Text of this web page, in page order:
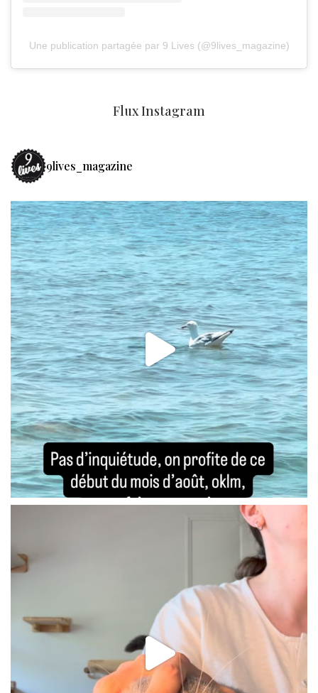
Une publication partagée par 9 Lives (@9lives_magazine)
Flux Instagram
9lives_magazine